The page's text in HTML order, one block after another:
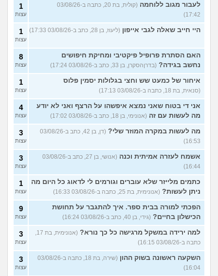
לעבור מגוב ללוחמה
(קולית, בת 20, כתבה ב-03/08/26
17:42)
1
עצות
היי חייב שאלה לגבי אייפון (ליעוז, בן 28, כתב ב-03/08/26 17:33) 1
עצות
האם הסתרת פרופיל פיקטיבי ומחיקת חיפושים
נחשב בגידה? (בדרןהסקרן, בן 33, כתב ב-03/08/26 17:24)
8
עצות
איחור של כמעט שש וחצי בגלולות יסמין פלוס
(סנאית, בת 18, כתבה ב-03/08/26 17:13)
1
עצות
אני די בטוח שאני נמצא איפשהו על הרצף ואני לא יודע
מה לעשות עם זה (אנונימי, בן 18, כתב ב-03/08/26 17:02)
4
עצות
מה לעשות במקרה המוזר שלי?
(דן, בן 42, כתב ב-03/08/26
16:53)
3
עצות
אשמח לעזרה אמיתית וכנה
(אנושי, בן 27, כתב ב-03/08/26
16:44)
3
עצות
כתמים מלייזר שלא עוברים וגורמים לי לדאוג כל היום מה
ניתן לעשות? (אנונימית, בת 25, כתבה ב-03/08/26 16:33)
1
עצות
הפכתי למורה בבית ספר. איך להתגבר על תחושת
הכישלון בחיים? (גידי, בן 40, כתב ב-03/08/26 16:24)
9
עצות
למה ירידה במשקל מרגישה כל כך נורא?
כתבה ב-03/08/26 16:15)
3
עצות
השקעה ראשונה בשוק ההון
(שירה, בת 18, כתבה ב-03/08/26
16:04)
3
עצות